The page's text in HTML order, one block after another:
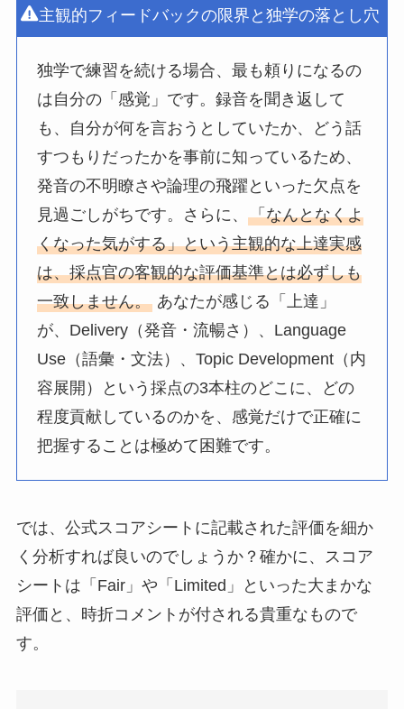
主観的フィードバックの限界と独学の落とし穴
独学で練習を続ける場合、最も頼りになるの
は自分の「感覚」です。録音を聞き返して
も、自分が何を言おうとしていたか、どう話
すつもりだったかを事前に知っているため、
発音の不明瞭さや論理の飛躍といった欠点を
見過ごしがちです。さらに、「なんとなくよ
くなった気がする」という主観的な上達実感
は、採点官の客観的な評価基準とは必ずしも
一致しません。 あなたが感じる「上達」
が、Delivery（発音・流暢さ）、Language
Use（語彙・文法）、Topic Development（内
容展開）という採点の3本柱のどこに、どの
程度貢献しているのかを、感覚だけで正確に
把握することは極めて困難です。
では、公式スコアシートに記載された評価を細か
く分析すれば良いのでしょうか？確かに、スコア
シートは「Fair」や「Limited」といった大まかな
評価と、時折コメントが付される貴重なもので
す。